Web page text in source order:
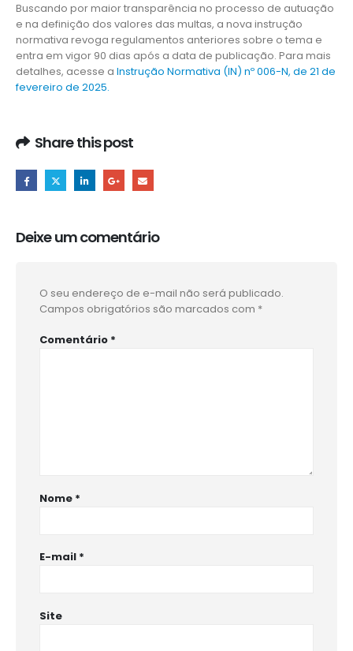
Buscando por maior transparência no processo de autuação
e na definição dos valores das multas, a nova instrução
normativa revoga regulamentos anteriores sobre o tema e
entra em vigor 90 dias após a data de publicação. Para mais
detalhes, acesse a Instrução Normativa (IN) nº 006-N, de 21 de
fevereiro de 2025.
Share this post
Deixe um comentário
O seu endereço de e-mail não será publicado.
Campos obrigatórios são marcados com *
Comentário *
Nome *
E-mail *
Site